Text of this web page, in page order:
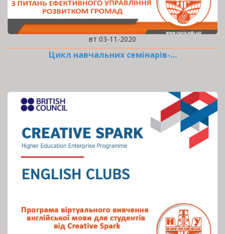
вт 03-11-2020
Цикл навчальних семінарів-…